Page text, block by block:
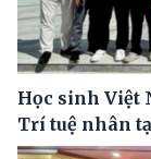
Học sinh Việt
Trí tuệ nhân